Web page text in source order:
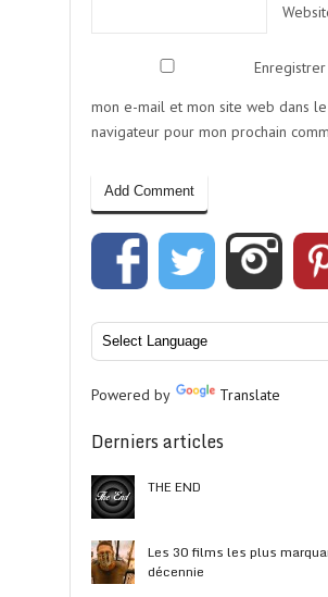
Enregistrer
mon e-mail et mon site web dans le
navigateur pour mon prochain
Powered by Translate
Derniers articles
THE END
Les 30 films les plus
décennie